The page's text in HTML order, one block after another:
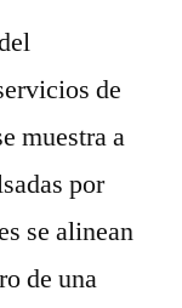
de
muestra a
por
se alinean
de una